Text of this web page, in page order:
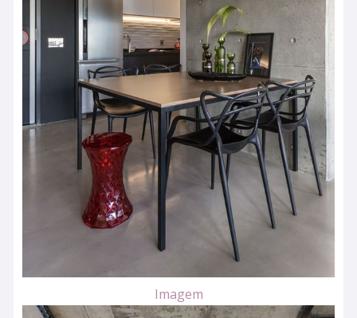
Imagem